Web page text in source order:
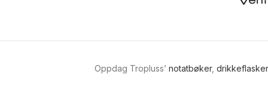
Oppdag Tropluss’ notatbøker, drikkeflasker